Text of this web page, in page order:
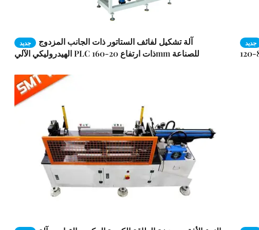
جديد
آلة تشكيل لفائف الستاتور ذات الجانب المزدوج
الهيدروليكي الآلي PLC ذات ارتفاع 20-160mm للصناعة
جديد